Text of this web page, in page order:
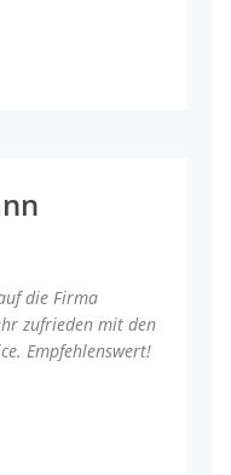
die Firma
zufrieden mit den
Empfehlenswert!